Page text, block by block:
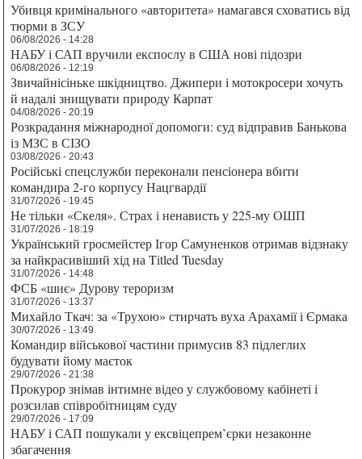
Убивця кримінального «авторитета» намагався сховатись від
тюрми в ЗСУ
06/08/2026 - 14:28
НАБУ і САП вручили експослу в США нові підозри
06/08/2026 - 12:19
Звичайнісіньке шкідництво. Джипери і мотокросери хочуть
й надалі знищувати природу Карпат
04/08/2026 - 20:19
Розкрадання міжнародної допомоги: суд відправив Банькова
із МЗС в СІЗО
03/08/2026 - 20:43
Російські спецслужби переконали пенсіонера вбити
командира 2-го корпусу Нацгвардії
31/07/2026 - 19:45
Не тільки «Скеля». Страх і ненависть у 225-му ОШП
31/07/2026 - 18:19
Український гросмейстер Ігор Самуненков отримав відзнаку
за найкрасивіший хід на Titled Tuesday
31/07/2026 - 14:48
ФСБ «шиє» Дурову тероризм
31/07/2026 - 13:37
Михайло Ткач: за «Трухою» стирчать вуха Арахамії і Єрмака
30/07/2026 - 13:49
Командир військової частини примусив 83 підлеглих
будувати йому маєток
29/07/2026 - 21:38
Прокурор знімав інтимне відео у службовому кабінеті і
розсилав співробітницям суду
29/07/2026 - 17:09
НАБУ і САП пошукали у ексвіцепрем’єрки незаконне
збагачення